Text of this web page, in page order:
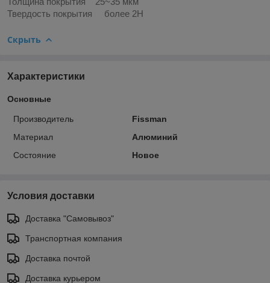
Твердость покрытия более 2H
Скрыть
Характеристики
Основные
Производитель
Fissman
Материал
Алюминий
Состояние
Новое
Условия доставки
Доставка "Самовывоз"
Транспортная компания
Доставка почтой
Доставка курьером